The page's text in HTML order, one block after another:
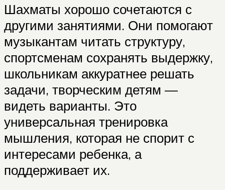
Шахматы хорошо сочетаются с
другими занятиями. Они помогают
музыкантам читать структуру,
спортсменам сохранять выдержку,
школьникам аккуратнее решать
задачи, творческим детям —
видеть варианты. Это
универсальная тренировка
мышления, которая не спорит с
интересами ребенка, а
поддерживает их.